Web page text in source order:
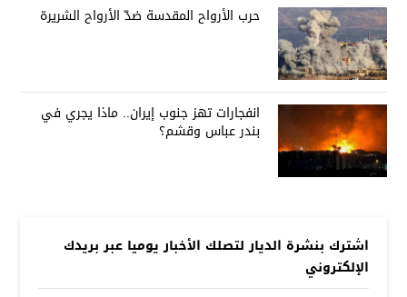
حرب الأرواح المقدسة ضدّ الأرواح الشريرة
انفجارات تهز جنوب إيران.. ماذا يجري في
بندر عباس وقشم؟
اشترك بنشرة الديار لتصلك الأخبار يوميا عبر بريدك
الإلكتروني